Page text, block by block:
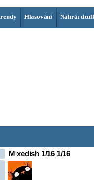
Hlasování Nahrát
Mixedish 1/16 1/16